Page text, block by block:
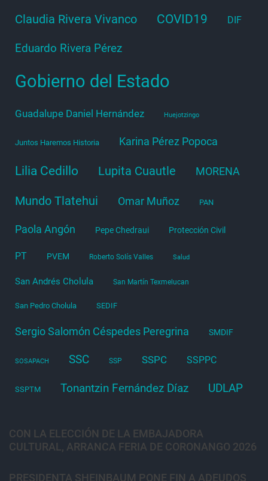
Claudia Rivera Vivanco COVID19 DIF
Eduardo Rivera Pérez
Gobierno del Estado
Guadalupe Daniel Hernández Huejotzingo
Juntos Haremos Historia Karina Pérez Popoca
Lilia Cedillo Lupita Cuautle MORENA
Mundo Tlatehui Omar Muñoz PAN
Paola Angón Pepe Chedraui Protección Civil
PT PVEM Roberto Solís Valles Salud
San Andrés Cholula San Martín Texmelucan
San Pedro Cholula SEDIF
Sergio Salomón Céspedes Peregrina SMDIF
SOSAPACH SSC SSP SSPC SSPPC
SSPTM Tonantzin Fernández Díaz UDLAP
CON LA ELECCIÓN DE LA EMBAJADORA
CULTURAL, ARRANCA FERIA DE CORONANGO 2026
PRESIDENTA SHEINBAUM PONE FIN A ADEUDOS